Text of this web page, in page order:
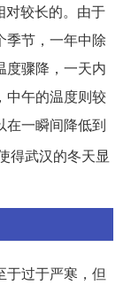
对较长的。由于
季节，一年中除
度骤降，一天内
中午的温度则较
在一瞬间降低到
得武汉的冬天显
于过于严寒，但